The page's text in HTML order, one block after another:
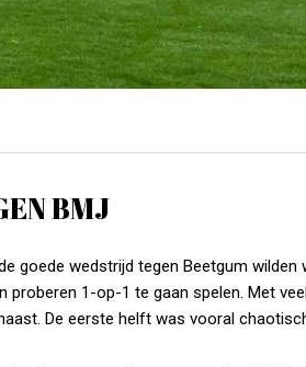
BMJ
goede wedstrijd tegen Beetgum wilden
1-op-1 te gaan spelen. Met
De eerste helft was vooral